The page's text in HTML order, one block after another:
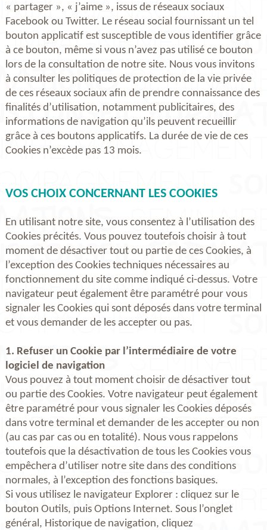
« partager », « j’aime », issus de réseaux sociaux
Facebook ou Twitter. Le réseau social fournissant un tel
bouton applicatif est susceptible de vous identifier grâce
à ce bouton, même si vous n’avez pas utilisé ce bouton
lors de la consultation de notre site. Nous vous invitons
à consulter les politiques de protection de la vie privée
de ces réseaux sociaux afin de prendre connaissance des
finalités d’utilisation, notamment publicitaires, des
informations de navigation qu’ils peuvent recueillir
grâce à ces boutons applicatifs. La durée de vie de ces
Cookies n’excède pas 13 mois.
VOS CHOIX CONCERNANT LES COOKIES
En utilisant notre site, vous consentez à l’utilisation des
Cookies précités. Vous pouvez toutefois choisir à tout
moment de désactiver tout ou partie de ces Cookies, à
l’exception des Cookies techniques nécessaires au
fonctionnement du site comme indiqué ci-dessus. Votre
navigateur peut également être paramétré pour vous
signaler les Cookies qui sont déposés dans votre terminal
et vous demander de les accepter ou pas.
1. Refuser un Cookie par l’intermédiaire de votre
logiciel de navigation
Vous pouvez à tout moment choisir de désactiver tout
ou partie des Cookies. Votre navigateur peut également
être paramétré pour vous signaler les Cookies déposés
dans votre terminal et demander de les accepter ou non
(au cas par cas ou en totalité). Nous vous rappelons
toutefois que la désactivation de tous les Cookies vous
empêchera d’utiliser notre site dans des conditions
normales, à l’exception des fonctions basiques.
Si vous utilisez le navigateur Explorer : cliquez sur le
bouton Outils, puis Options Internet. Sous l’onglet
général, Historique de navigation, cliquez